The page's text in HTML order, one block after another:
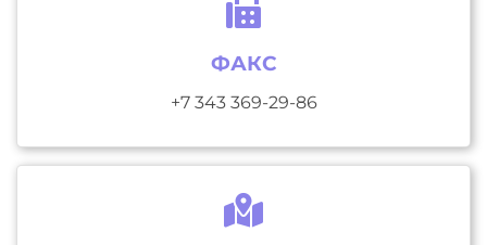
ФАКС
+7 343 369-29-86